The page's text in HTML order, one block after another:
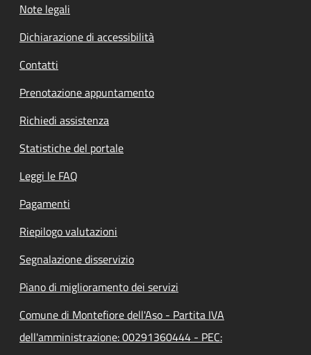
Note legali
Dichiarazione di accessibilità
Contatti
Prenotazione appuntamento
Richiedi assistenza
Statistiche del portale
Leggi le FAQ
Pagamenti
Riepilogo valutazioni
Segnalazione disservizio
Piano di miglioramento dei servizi
Comune di Montefiore dell'Aso - Partita IVA
dell'amministrazione: 00291360444 - PEC: